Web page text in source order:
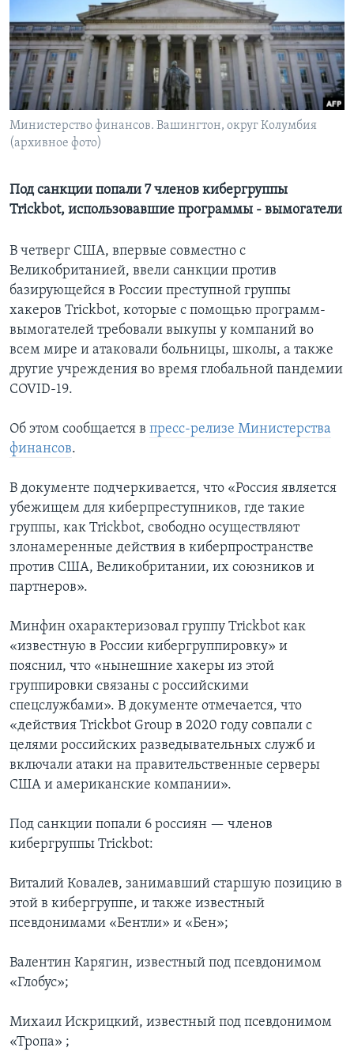
Learning English
СОЦИАЛЬНЫЕ СЕТИ
Языки
Министерство финансов. Вашингтон, округ Колумбия
(архивное фото)
Под санкции попали 7 членов кибергруппы
Trickbot, использовавшие программы - вымогатели
В четверг США, впервые совместно с
Великобританией, ввели санкции против
базирующейся в России преступной группы
хакеров Trickbot, которые с помощью программ-
вымогателей требовали выкупы у компаний во
всем мире и атаковали больницы, школы, а также
другие учреждения во время глобальной пандемии
COVID-19.
Об этом сообщается в пресс-релизе Министерства
финансов.
В документе подчеркивается, что «Россия является
убежищем для киберпреступников, где такие
группы, как Trickbot, свободно осуществляют
злонамеренные действия в киберпространстве
против США, Великобритании, их союзников и
партнеров».
Минфин охарактеризовал группу Trickbot как
«известную в России кибергруппировку» и
пояснил, что «нынешние хакеры из этой
группировки связаны с российскими
спецслужбами». В документе отмечается, что
«действия Trickbot Group в 2020 году совпали с
целями российских разведывательных служб и
включали атаки на правительственные серверы
США и американские компании».
Под санкции попали 6 россиян — членов
кибергруппы Trickbot:
Виталий Ковалев, занимавший старшую позицию в
этой в кибергруппе, и также известный
псевдонимами «Бентли» и «Бен»;
Валентин Карягин, известный под псевдонимом
«Глобус»;
Михаил Искрицкий, известный под псевдонимом
«Тропа» ;